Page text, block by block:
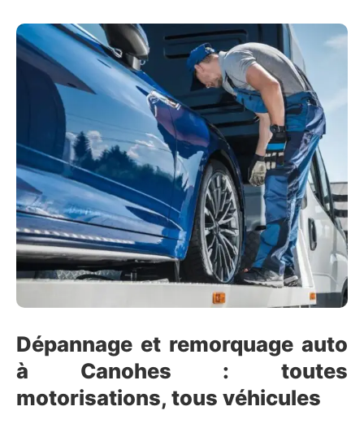
Dépannage et remorquage auto
à Canohes : toutes
motorisations, tous véhicules